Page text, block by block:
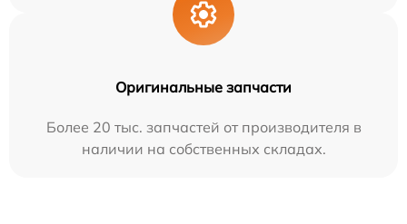
Оригинальные запчасти
Более 20 тыс. запчастей от производителя в
наличии на собственных складах.